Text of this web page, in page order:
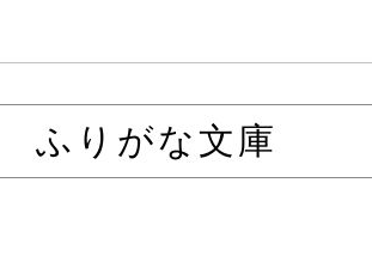
ふりがな文庫